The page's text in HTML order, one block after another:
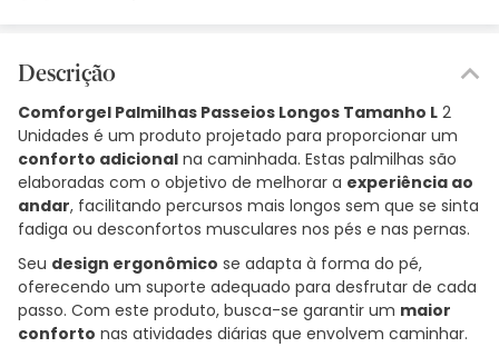
Descrição
Comforgel Palmilhas Passeios Longos Tamanho L 2
Unidades é um produto projetado para proporcionar um
conforto adicional na caminhada. Estas palmilhas são
elaboradas com o objetivo de melhorar a experiência ao
andar, facilitando percursos mais longos sem que se sinta
fadiga ou desconfortos musculares nos pés e nas pernas.
Seu design ergonômico se adapta à forma do pé,
oferecendo um suporte adequado para desfrutar de cada
passo. Com este produto, busca-se garantir um maior
conforto nas atividades diárias que envolvem caminhar.